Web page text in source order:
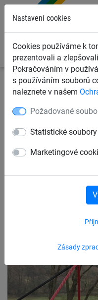
Nastavení cookies
Cookies používáme k
prezentovali a
Pokračováním v
s používáním souborů
naleznete v našem
Požadované
Statistické
Marketingové
Zásady
Dětská lanová hřiště
Lanová
se 4